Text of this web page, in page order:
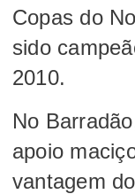
Copas do
sido
2010.
No
apoio
vantagem